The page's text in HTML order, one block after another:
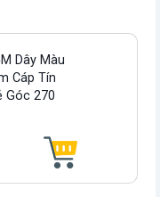
Dây Màu
Cáp Tín
Góc 270